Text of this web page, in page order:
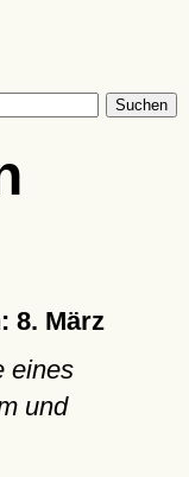
Suchen
8. März
eines
und